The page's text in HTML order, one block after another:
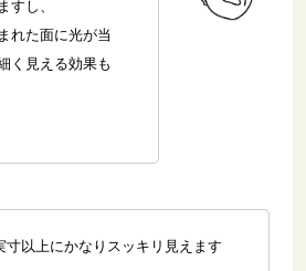
すし、
れた面に光が当
く見える効果も
寸以上にかなりスッキリ見えます